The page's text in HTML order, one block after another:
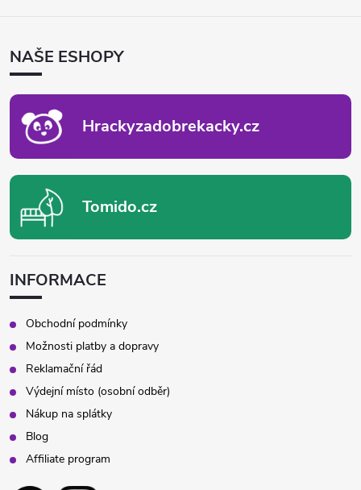
ANAŠE ESHOPY
Hrackyzadobrekacky.cz
Tomido.cz
INFORMACE
Obchodní podmínky
Možnosti platby a dopravy
Reklamační řád
Výdejní místo (osobní odběr)
Nákup na splátky
Blog
Affiliate program